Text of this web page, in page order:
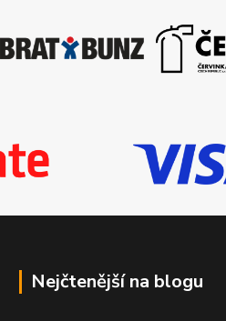
Nejčtenější na blogu